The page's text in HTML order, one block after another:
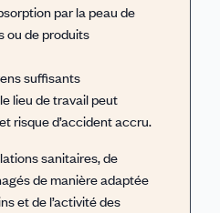
par la peau de
ou de produits
suffisants
lieu de travail peut
risque d’accident accru.
sanitaires, de
de manière adaptée
et de l’activité des